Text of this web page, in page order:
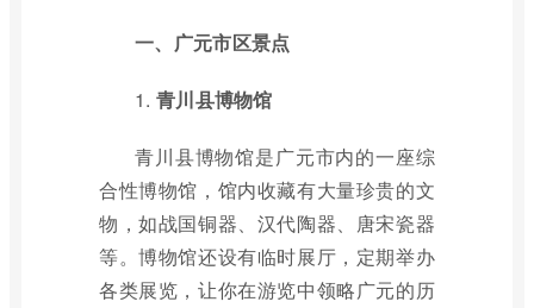
一、广元市区景点
1. 青川县博物馆
青川县博物馆是广元市内的一座综
合性博物馆，馆内收藏有大量珍贵的文
物，如战国铜器、汉代陶器、唐宋瓷器
等。博物馆还设有临时展厅，定期举办
各类展览，让你在游览中领略广元的历